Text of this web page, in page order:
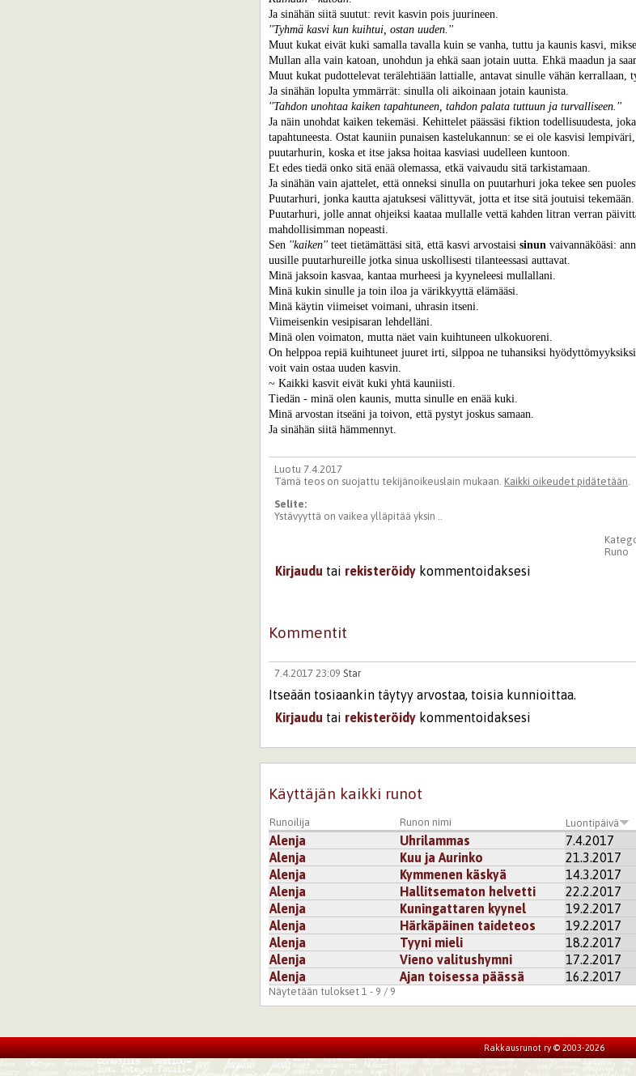
Ja sinähän siitä suutut: revit kasvin pois juurineen.
''Tyhmä kasvi kun kuihtui, ostan uuden.''
Muut kukat eivät kuki samalla tavalla kuin se vanha, tuttu ja kaunis kasvi,
Mullan alla vain katoan, unohdun ja ehkä saan jotain uutta. Ehkä maadun ja
Muut kukat pudottelevat terälehtiään lattialle, antavat sinulle vähän kerrallaan,
Ja sinähän lopulta ymmärrät: sinulla oli aikoinaan jotain kaunista.
''Tahdon unohtaa kaiken tapahtuneen, tahdon palata tuttuun ja turvalliseen.''
Ja näin unohdat kaiken tekemäsi. Kehittelet päässäsi fiktion todellisuudesta,
tapahtuneesta. Ostat kauniin punaisen kastelukannun: se ei ole kasvisi
puutarhurin, koska et itse jaksa hoitaa kasviasi uudelleen kuntoon.
Et edes tiedä onko sitä enää olemassa, etkä vaivaudu sitä tarkistamaan.
Ja sinähän vain ajattelet, että onneksi sinulla on puutarhuri joka tekee sen
Puutarhuri, jonka kautta ajatuksesi välittyvät, jotta et itse sitä joutuisi tekemään.
Puutarhuri, jolle annat ohjeiksi kaataa mullalle vettä kahden litran verran
mahdollisimman nopeasti.
Sen ''kaiken'' teet tietämättäsi sitä, että kasvi arvostaisisinun vaivannäköäsi:
uusille puutarhureille jotka sinua uskollisesti tilanteessasi auttavat.
Minä jaksoin kasvaa, kantaa murheesi ja kyyneleesi mullallani.
Minä kukin sinulle ja toin iloa ja värikkyyttä elämääsi.
Minä käytin viimeiset voimani, uhrasin itseni.
Viimeisenkin vesipisaran lehdelläni.
Minä olen voimaton, mutta näet vain kuihtuneen ulkokuoreni.
On helppoa repiä kuihtuneet juuret irti, silppoa ne tuhansiksi
voit vain ostaa uuden kasvin.
~ Kaikki kasvit eivät kuki yhtä kauniisti.
Tiedän - minä olen kaunis, mutta sinulle en enää kuki.
Minä arvostan itseäni ja toivon, että pystyt joskus samaan.
Ja sinähän siitä hämmennyt.
Luotu 7.4.2017
Tämä teos on suojattu tekijänoikeuslain mukaan. Kaikki oikeudet pidätetään
Selite:
Ystävyyttä on vaikea ylläpitää yksin ..
Runo
Kirjaudu tai rekisteröidy kommentoidaksesi
Kommentit
7.4.2017 23:09 Star
Itseään tosiaankin täytyy arvostaa, toisia kunnioittaa.
Kirjaudu tai rekisteröidy kommentoidaksesi
Käyttäjän kaikki runot
Runoilija Runon nimi Luontipäivä
Alenja Uhrilammas 7.4.2017
Alenja
Kuu ja Aurinko 21.3.2017
Alenja
Kymmenen käskyä 14.3.2017
Alenja
Hallitsematon helvetti 22.2.2017
Alenja
Kuningattaren kyynel 19.2.2017
Alenja
Härkäpäinen taideteos 19.2.2017
Alenja
Tyyni mieli 18.2.2017
Alenja
Vieno valitushymni 17.2.2017
Alenja
Ajan toisessa päässä 16.2.2017
Näytetään tulokset 1 - 9 / 9
Rakkausrunot ry © 2003-2026